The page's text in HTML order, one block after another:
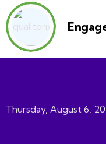
Thursday, August 6,